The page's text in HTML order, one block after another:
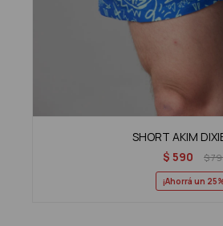
SHORT AKIM
$ 590 $
25